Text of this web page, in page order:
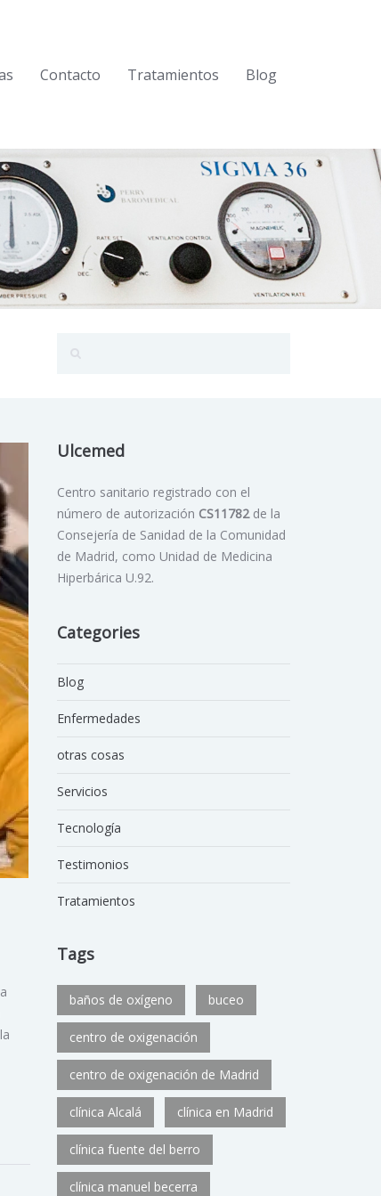
Contacto Tratamientos Blog
Ulcemed
Centro sanitario registrado con el
número de autorización CS11782de la
Consejería de Sanidad de la Comunidad
de Madrid, como Unidad de Medicina
Hiperbárica U.92.
Categories
Blog
Enfermedades
otras cosas
Servicios
Tecnología
Testimonios
Tratamientos
Tags
baños de oxígeno buceo
centro de oxigenación
centro de oxigenación de Madrid
clínica Alcalá clínica en Madrid
clínica fuente del berro
clínica manuel becerra